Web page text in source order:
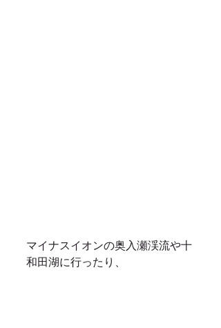
マイナスイオンの奥入瀬渓流や十
和田湖に行ったり、